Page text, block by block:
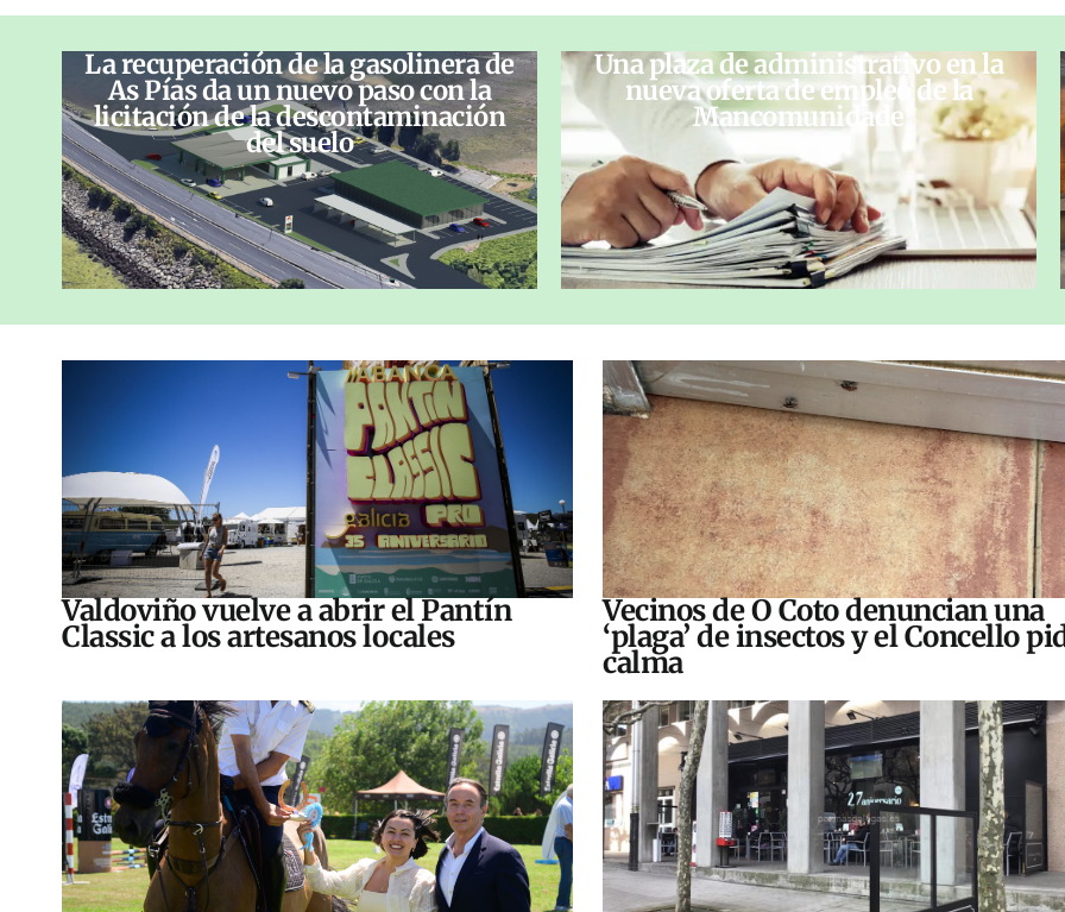
La recuperación de la gasolinera de
As Pías da un nuevo paso con la
licitación de la descontaminación
del suelo
Una plaza de administrativo en la
nueva oferta de empleo de la
Mancomunidade
Valdoviño vuelve a abrir el Pantín
Classic a los artesanos locales
Vecinos de O Coto denuncian una
‘plaga’ de insectos y el Concello
calma